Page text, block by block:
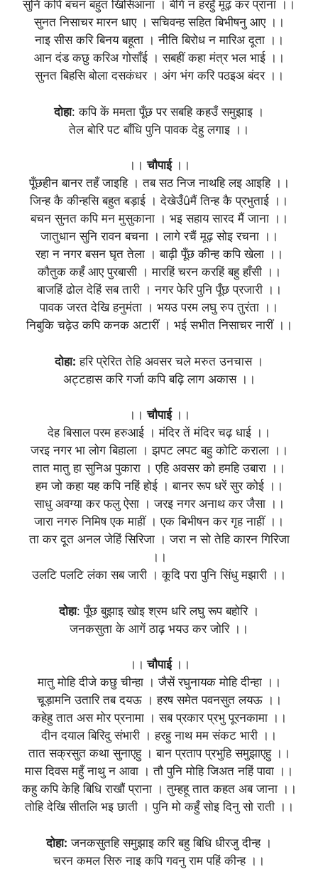
सुनि कपि बचन बहुत खिसिआना । बेगि न हरहुँ मूढ़ कर प्राना ।।
सुनत निसाचर मारन धाए । सचिवन्ह सहित बिभीषनु आए ।।
नाइ सीस करि बिनय बहूता । नीति बिरोध न मारिअ दूता ।।
आन दंड कछु करिअ गोसाँई । सबहीं कहा मंत्र भल भाई ।।
सुनत बिहसि बोला दसकंधर । अंग भंग करि पठइअ बंदर ।।
दोहा: कपि कें ममता पूँछ पर सबहि कहउँ समुझाइ ।
तेल बोरि पट बाँधि पुनि पावक देहु लगाइ ।।
।।चौपाई ।।
पूँछहीन बानर तहँ जाइहि । तब सठ निज नाथहि लइ आइहि ।।
जिन्ह कै कीन्हसि बहुत बड़ाई । देखेउँûमैं तिन्ह कै प्रभुताई ।।
बचन सुनत कपि मन मुसुकाना । भइ सहाय सारद मैं जाना ।।
जातुधान सुनि रावन बचना । लागे रचैं मूढ़ सोइ रचना ।।
रहा न नगर बसन घृत तेला । बाढ़ी पूँछ कीन्ह कपि खेला ।।
कौतुक कहँ आए पुरबासी । मारहिं चरन करहिं बहु हाँसी ।।
बाजहिं ढोल देहिं सब तारी । नगर फेरि पुनि पूँछ प्रजारी ।।
पावक जरत देखि हनुमंता । भयउ परम लघु रुप तुरंता ।।
निबुकि चढ़ेउ कपि कनक अटारीं । भई सभीत निसाचर नारीं ।।
दोहा: हरि प्रेरित तेहि अवसर चले मरुत उनचास ।
अट्टहास करि गर्जा कपि बढ़ि लाग अकास ।।
।।चौपाई ।।
देह बिसाल परम हरुआई । मंदिर तें मंदिर चढ़ धाई ।।
जरइ नगर भा लोग बिहाला । झपट लपट बहु कोटि कराला ।।
तात मातु हा सुनिअ पुकारा । एहि अवसर को हमहि उबारा ।।
हम जो कहा यह कपि नहिं होई । बानर रूप धरें सुर कोई ।।
साधु अवग्या कर फलु ऐसा । जरइ नगर अनाथ कर जैसा ।।
जारा नगरु निमिष एक माहीं । एक बिभीषन कर गृह नाहीं ।।
ता कर दूत अनल जेहिं सिरिजा । जरा न सो तेहि कारन गिरिजा
।।
उलटि पलटि लंका सब जारी । कूदि परा पुनि सिंधु मझारी ।।
दोहा: पूँछ बुझाइ खोइ श्रम धरि लघु रूप बहोरि ।
जनकसुता के आगें ठाढ़ भयउ कर जोरि ।।
।। चौपाई ।।
मातु मोहि दीजे कछु चीन्हा । जैसें रघुनायक मोहि दीन्हा ।।
चूड़ामनि उतारि तब दयऊ । हरष समेत पवनसुत लयऊ ।।
कहेहु तात अस मोर प्रनामा । सब प्रकार प्रभु पूरनकामा ।।
दीन दयाल बिरिदु संभारी । हरहु नाथ मम संकट भारी ।।
तात सक्रसुत कथा सुनाएहु । बान प्रताप प्रभुहि समुझाएहु ।।
मास दिवस महुँ नाथु न आवा । तौ पुनि मोहि जिअत नहिं पावा ।।
कहु कपि केहि बिधि राखौं प्राना । तुम्हहू तात कहत अब जाना ।।
तोहि देखि सीतलि भइ छाती । पुनि मो कहुँ सोइ दिनु सो राती ।।
दोहा: जनकसुतहि समुझाइ करि बहु बिधि धीरजु दीन्ह ।
चरन कमल सिरु नाइ कपि गवनु राम पहिं कीन्ह ।।